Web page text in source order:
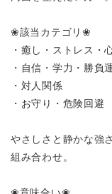
❀該当カテゴリ❀
・癒し・ストレス・
・自信・学力・勝負
・対人関係
・お守り・危険回避
やさしさと静かな強
組み合わせ。